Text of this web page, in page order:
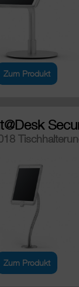
Zum Produkt
Zum Produkt